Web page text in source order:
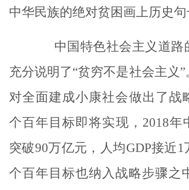
中华民族的绝对贫困画上历史句
中国特色社会主义道路
充分说明了“贫穷不是社会主义
对全面建成小康社会做出了战
个百年目标即将实现， 2018年
突破90万亿元，人均GDP接近 1
个百年目标也纳入战略步骤之